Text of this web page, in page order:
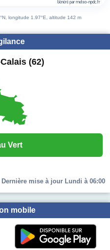
Généré par meteo-npdc.fr
longitude 1.97°E, altitude 142 m
(62)
Vert
mise à jour Lundi à 06:00
mobile